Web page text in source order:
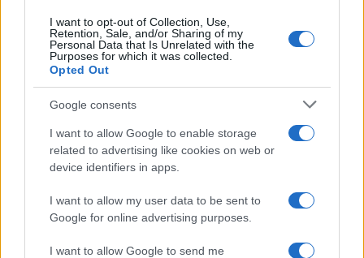
I want to opt-out of Collection, Use,
Retention, Sale, and/or Sharing of my
Personal Data that Is Unrelated with the
Purposes for which it was collected.
Opted Out
Google consents
I want to allow Google to enable storage
related to advertising like cookies on web or
device identifiers in apps.
I want to allow my user data to be sent to
Google for online advertising purposes.
I want to allow Google to send me
F
a
ce
b
o
o
k
T
w
it
te
r
Pi
n
te
re
st
W
h
at
s
A
p
p
S
h
a
re
NOTIZIE RECENTI
Le previsioni meteo per il weekend a Olbia e in